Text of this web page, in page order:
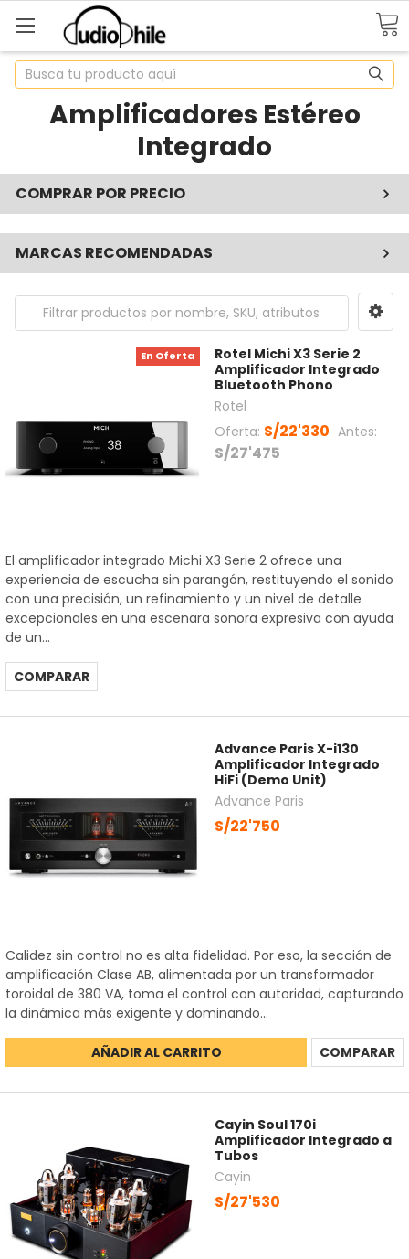
Buscar
Amplificadores Estéreo
Integrado
COMPRAR POR PRECIO
MARCAS RECOMENDADAS
En Oferta
Rotel Michi X3 Serie 2
Amplificador Integrado
Bluetooth Phono
Rotel
Oferta: S/22'330 Antes:
S/27'475
El amplificador integrado Michi X3 Serie 2 ofrece una
experiencia de escucha sin parangón, restituyendo el sonido
con una precisión, un refinamiento y un nivel de detalle
excepcionales en una escenara sonora expresiva con ayuda
de un...
COMPARAR
Advance Paris X-i130
Amplificador Integrado
HiFi (Demo Unit)
Advance Paris
S/22'750
Calidez sin control no es alta fidelidad. Por eso, la sección de
amplificación Clase AB, alimentada por un transformador
toroidal de 380 VA, toma el control con autoridad, capturando
la dinámica más exigente y dominando...
AÑADIR AL CARRITO COMPARAR
Cayin Soul 170i
Amplificador Integrado a
Tubos
Cayin
S/27'530